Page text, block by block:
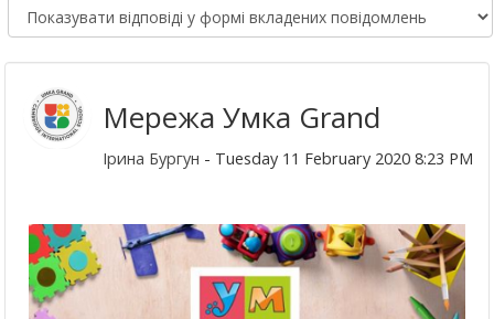
Мережа Умка Grand
Ірина Бургун - Tuesday 11 February 2020 8:23 PM